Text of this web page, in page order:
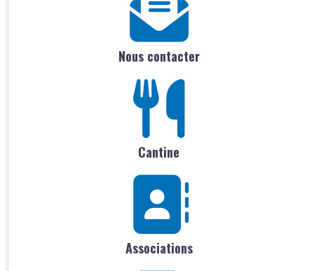
Nous contacter
Cantine
Associations